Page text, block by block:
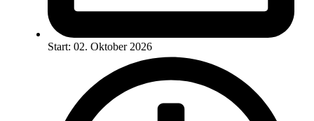
Start: 02. Oktober 2026